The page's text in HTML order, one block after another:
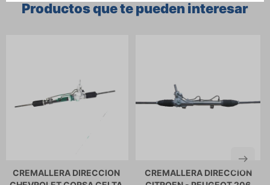
Productos que te pueden interesar
CREMALLERA DIRECCION
CREMALLERA DIRECCION